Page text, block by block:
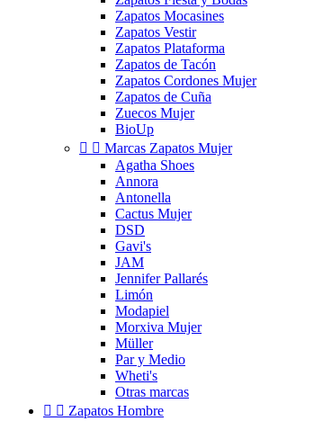
Zapatos Mocasines
Zapatos Vestir
Zapatos Plataforma
Zapatos de Tacón
Zapatos Cordones Mujer
Zapatos de Cuña
Zuecos Mujer
BioUp
  Marcas Zapatos Mujer
Agatha Shoes
Annora
Antonella
Cactus Mujer
DSD
Gavi's
JAM
Jennifer Pallarés
Limón
Modapiel
Morxiva Mujer
Müller
Par y Medio
Wheti's
Otras marcas
  Zapatos Hombre